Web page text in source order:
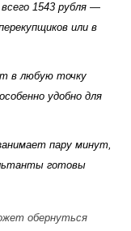
1543 рубля —
или в
в любую точку
удобно для
пару минут,
готовы
обернуться